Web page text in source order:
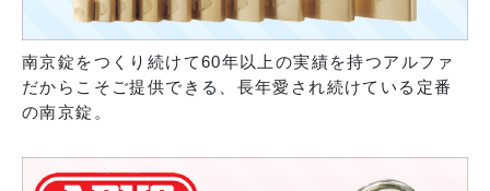
南京錠をつくり続けて60年以上の実績を持つアルファ
だからこそご提供できる、長年愛され続けている定番
の南京錠。